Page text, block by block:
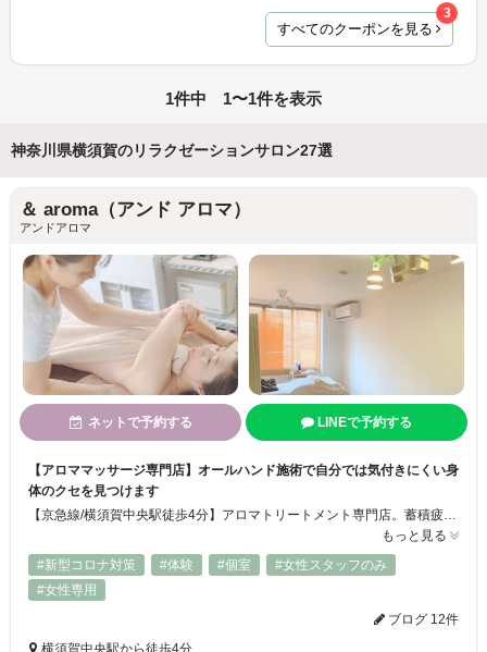
すべてのクーポンを見る
3
1件中 1〜1件を表示
神奈川県横須賀のリラクゼーションサロン27選
＆ aroma（アンド アロマ）
アンドアロマ
ネットで予約する LINEで予約する
【アロママッサージ専門店】オールハンド施術で自分では気付きにくい身
体のクセを見つけます
【京急線/横須賀中央駅徒歩4分】アロマトリートメント専門店。蓄積疲労、万年肩こり、ストレスによる不眠や頭痛、肌悩みを根本から見直しませんか?身体と心の繋がりを大切にし、心身共に整えていきます。自分では気が付きにくい身体のクセやストレスを見つけていきます。アロマの心地よい香りに包まれながら極上リラックスタイムをお過ごいただけます。
もっと見る
#新型コロナ対策
#体験 #個室
#女性スタッフのみ
#女性専用
ブログ 12件